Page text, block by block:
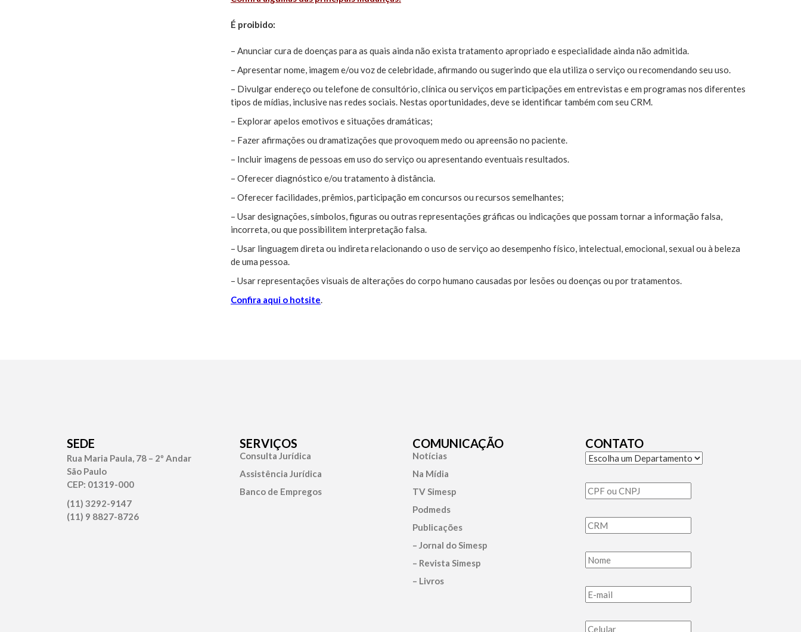
É proibido:
– Anunciar cura de doenças para as quais ainda não exista tratamento apropriado e especialidade ainda não admitida.
– Apresentar nome, imagem e/ou voz de celebridade, afirmando ou sugerindo que ela utiliza o serviço ou recomendando seu uso.
– Divulgar endereço ou telefone de consultório, clínica ou serviços em participações em entrevistas e em programas nos diferentes
tipos de mídias, inclusive nas redes sociais. Nestas oportunidades, deve se identificar também com seu CRM.
– Explorar apelos emotivos e situações dramáticas;
– Fazer afirmações ou dramatizações que provoquem medo ou apreensão no paciente.
– Incluir imagens de pessoas em uso do serviço ou apresentando eventuais resultados.
– Oferecer diagnóstico e/ou tratamento à distância.
– Oferecer facilidades, prêmios, participação em concursos ou recursos semelhantes;
– Usar designações, símbolos, figuras ou outras representações gráficas ou indicações que possam tornar a informação falsa,
incorreta, ou que possibilitem interpretação falsa.
– Usar linguagem direta ou indireta relacionando o uso de serviço ao desempenho físico, intelectual, emocional, sexual ou à beleza
de uma pessoa.
– Usar representações visuais de alterações do corpo humano causadas por lesões ou doenças ou por tratamentos.
Confira aqui o hotsite.
SEDE
Rua Maria Paula, 78 – 2º Andar
São Paulo
CEP: 01319-000
(11) 3292-9147
(11) 9 8827-8726
SERVIÇOS
Consulta Jurídica
Assistência Jurídica
Banco de Empregos
COMUNICAÇÃO
Notícias
Na Mídia
TV Simesp
Podmeds
Publicações
– Jornal do Simesp
– Revista Simesp
– Livros
CONTATO